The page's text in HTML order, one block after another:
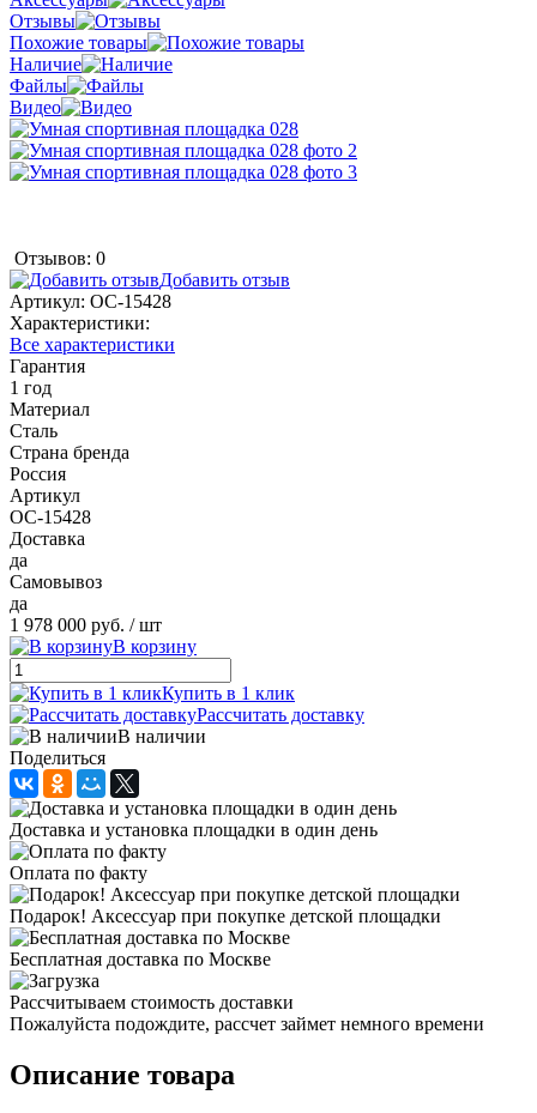
Отзывы
Похожие товары
Наличие
Файлы
Видео
Отзывов: 0
Добавить отзыв
Артикул: ОС-15428
Характеристики:
Все характеристики
Гарантия
1 год
Материал
Сталь
Страна бренда
Россия
Артикул
ОС-15428
Доставка
да
Самовывоз
да
1 978 000 руб. / шт
В корзину
Купить в 1 клик
Рассчитать доставку
В наличии
Поделиться
Доставка и установка площадки в один день
Оплата по факту
Подарок! Аксессуар при покупке детской площадки
Бесплатная доставка по Москве
Рассчитываем стоимость доставки
Пожалуйста подождите, рассчет займет немного времени
Описание товара